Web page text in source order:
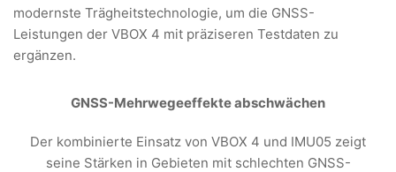
modernste Trägheitstechnologie, um die GNSS-
Leistungen der VBOX 4 mit präziseren Testdaten zu
ergänzen.
GNSS-Mehrwegeeffekte abschwächen
Der kombinierte Einsatz von VBOX 4 und IMU05 zeigt
seine Stärken in Gebieten mit schlechten GNSS-